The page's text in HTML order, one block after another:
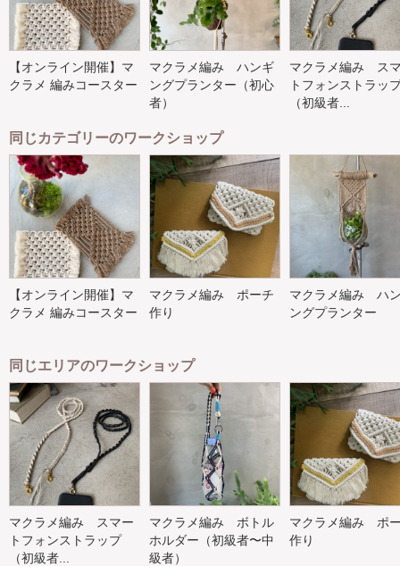
【オンライン開催】マ
クラメ 編みコースター
マクラメ編み ハンギ
ングプランター（初心
者）
マクラメ編み ス
トフォンストラッ
（初級者...
同じカテゴリーのワークショップ
【オンライン開催】マ
クラメ 編みコースター
マクラメ編み ポーチ
作り
マクラメ編み ハ
ングプランター
同じエリアのワークショップ
マクラメ編み スマー
トフォンストラップ
（初級者...
マクラメ編み ボトル
ホルダー（初級者〜中
級者）
マクラメ編み ポ
作り